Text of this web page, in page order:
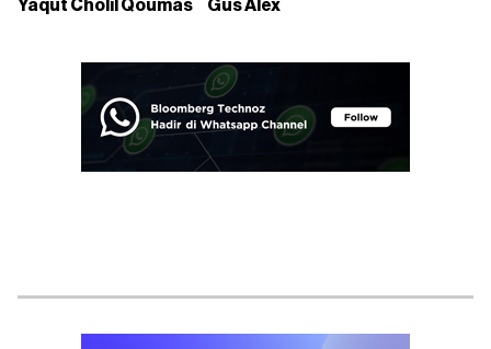
Yaqut Cholil Qoumas Gus Alex